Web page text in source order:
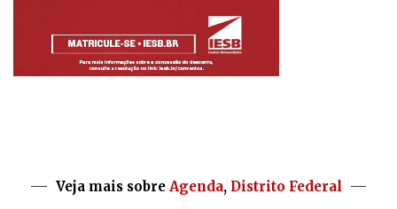
Veja mais sobre Agenda, Distrito Federal